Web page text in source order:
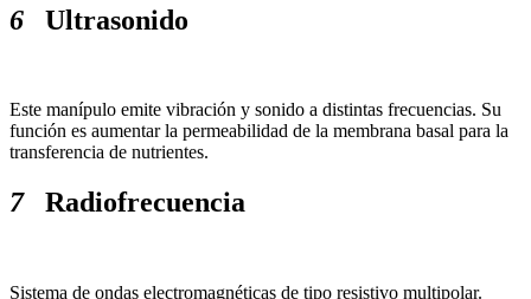
6 Ultrasonido
Este manípulo emite vibración y sonido a distintas frecuencias. Su
función es aumentar la permeabilidad de la membrana basal para la
transferencia de nutrientes.
7 Radiofrecuencia
Sistema de ondas electromagnéticas de tipo resistivo multipolar.